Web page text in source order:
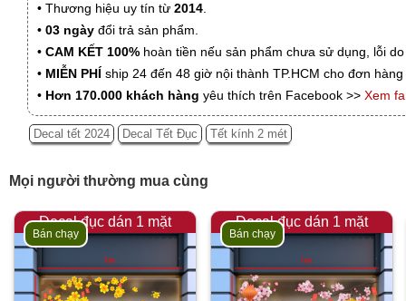
• Thương hiệu uy tín từ 2014.
• 03 ngày đổi trả sản phẩm.
• CAM KẾT 100% hoàn tiền nếu sản phẩm chưa sử dụng, lỗi
• MIỄN PHÍ ship 24 đến 48 giờ nội thành TP.HCM cho đơn
• Hơn 170.000 khách hàng yêu thích trên Facebook >> Xem
Decal tết 2024 Decal Tết Đục Tết kính 2 mét
Mọi người thường mua cùng
Decal đục dán 1 mặt
Bán chạy
Decal đục dán 1 mặt
Bán chạy